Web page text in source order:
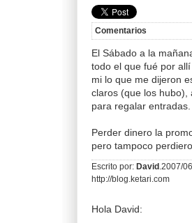
Comentarios
El Sábado a la
todo el que fué por
mi lo que me dijeron
claros (que los hubo),
para regalar entradas.
Perder dinero la
pero tampoco
Escrito por: David .2007/
http://blog.ketari.com
Hola David: